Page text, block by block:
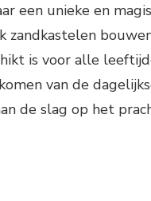
een unieke en
zandkastelen
is voor alle
van de
de slag op het